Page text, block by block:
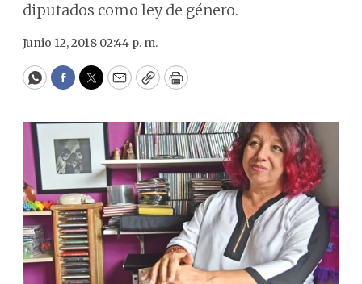
diputados como ley de género.
Junio 12, 2018 02:44 p. m.
WhatsApp
Facebook
Twitter
EmailCopyPrint